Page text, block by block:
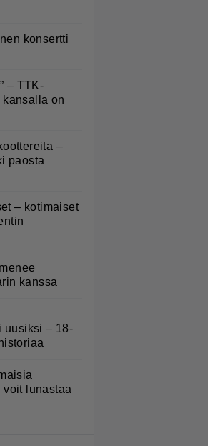
konsertti
– TTK-
on
–
paosta
– kotimaiset
kanssa
uusiksi – 18-
lunastaa